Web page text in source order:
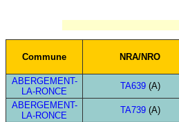
Commune NRA/NRO
ABERGEMENT-
LA-RONCE
TA639(A)
ABERGEMENT-
LA-RONCE
TA739(A)